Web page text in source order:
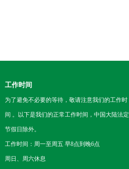
工作时间
为了避免不必要的等待，敬请注意我们的工作时
间 。以下是我们的正常工作时间，中国大陆法定
节假日除外。
工作时间：周一至周五 早8点到晚6点
周日、周六休息